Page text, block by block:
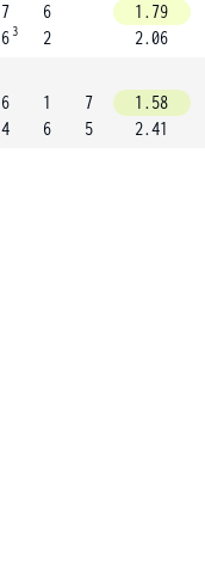
7
6 3
6
2
1.79
2.06
6
4
1
6
7
5
1.58
2.41